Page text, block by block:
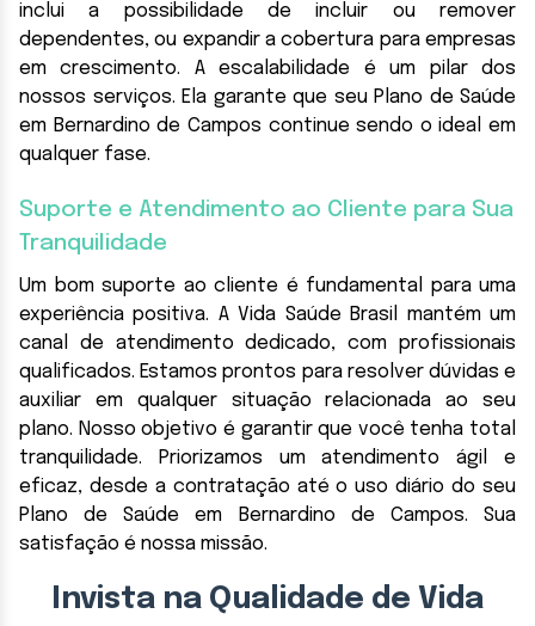
inclui a possibilidade de incluir ou remover
dependentes, ou expandir a cobertura para empresas
em crescimento. A escalabilidade é um pilar dos
nossos serviços. Ela garante que seu Plano de Saúde
em Bernardino de Campos continue sendo o ideal em
qualquer fase.
Suporte e Atendimento ao Cliente para Sua
Tranquilidade
Um bom suporte ao cliente é fundamental para uma
experiência positiva. A Vida Saúde Brasil mantém um
canal de atendimento dedicado, com profissionais
qualificados. Estamos prontos para resolver dúvidas e
auxiliar em qualquer situação relacionada ao seu
plano. Nosso objetivo é garantir que você tenha total
tranquilidade. Priorizamos um atendimento ágil e
eficaz, desde a contratação até o uso diário do seu
Plano de Saúde em Bernardino de Campos. Sua
satisfação é nossa missão.
Invista na Qualidade de Vida